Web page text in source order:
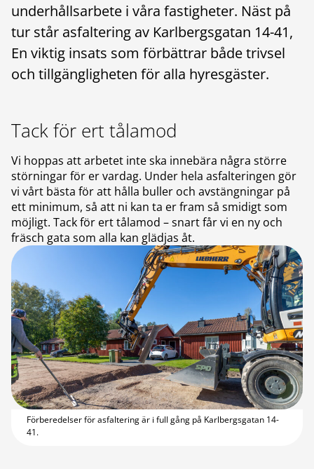
underhållsarbete i våra fastigheter. Näst på
tur står asfaltering av Karlbergsgatan 14-41,
En viktig insats som förbättrar både trivsel
och tillgängligheten för alla hyresgäster.
Tack för ert tålamod
Vi hoppas att arbetet inte ska innebära några större
störningar för er vardag. Under hela asfalteringen gör
vi vårt bästa för att hålla buller och avstängningar på
ett minimum, så att ni kan ta er fram så smidigt som
möjligt. Tack för ert tålamod – snart får vi en ny och
fräsch gata som alla kan glädjas åt.
Förberedelser för asfaltering är i full gång på Karlbergsgatan 14-
41.